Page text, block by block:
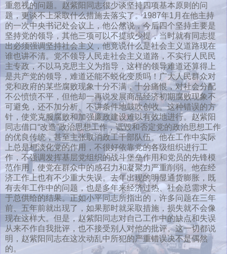
重忽视的问题。赵紫阳同志很少谈坚持四项基本原则的问
题，更谈不上采取什么措施去落实了。1987年1月在他主持
的一次中央书记处会议上，他公然说，今后四个坚持主要是
坚持党的领导，其他三项可以不提或少提，当时就有同志提
出必须强调坚持社会主义，他竟说什么是社会主义道路现在
谁也讲不清。党不领导人民走社会主义道路，不实行人民民
主专政，不以马克思主义为指导，这样的领导难道还算得上
是共产党的领导，难道还能不蜕化变质吗！广大人民群众对
党和政府的某些腐败现象十分不满，十分痛恨，对社会分配
不公愤愤不平，但他却一再说发展商品经济初期腐败现象不
可避免，还不加分析、不讲条件地鼓吹创收。这种错误的方
针，使党克服腐败和加强廉政建设难以有效地进行。赵紫阳
同志借口“改造”政治思想工作，诋毀和否定党的政治思想工作
的优良传统，甚至主张取消政工干部队伍。他在工作中实际
上总是想淡化党的作用，不很好依靠党的各级组织进行工
作，不强调发挥基层党组织的战斗堡垒作用和党员的先锋模
范作用，使党在群众中的感召力和凝聚力严重削弱。他在经
济工作上也有不少重大失误。去年出现的明显通货膨胀，既
有去年工作中的问题，也是多年来经济过热、社会总需求大
于总供给的结果。正如小平同志所指出的，许多问题在三年
前、五年前就出现了，如果那时就采取措施，损失就不会像
现在这样大。但是，赵紫阳同志对自己工作中的缺点和失误
从来不作自我批评，也不接受别人对他的批评。这一切都说
明，赵紫阳同志在这次动乱中所犯的严重错误决不是偶然
的。